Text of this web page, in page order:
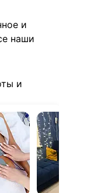
и
наши
и